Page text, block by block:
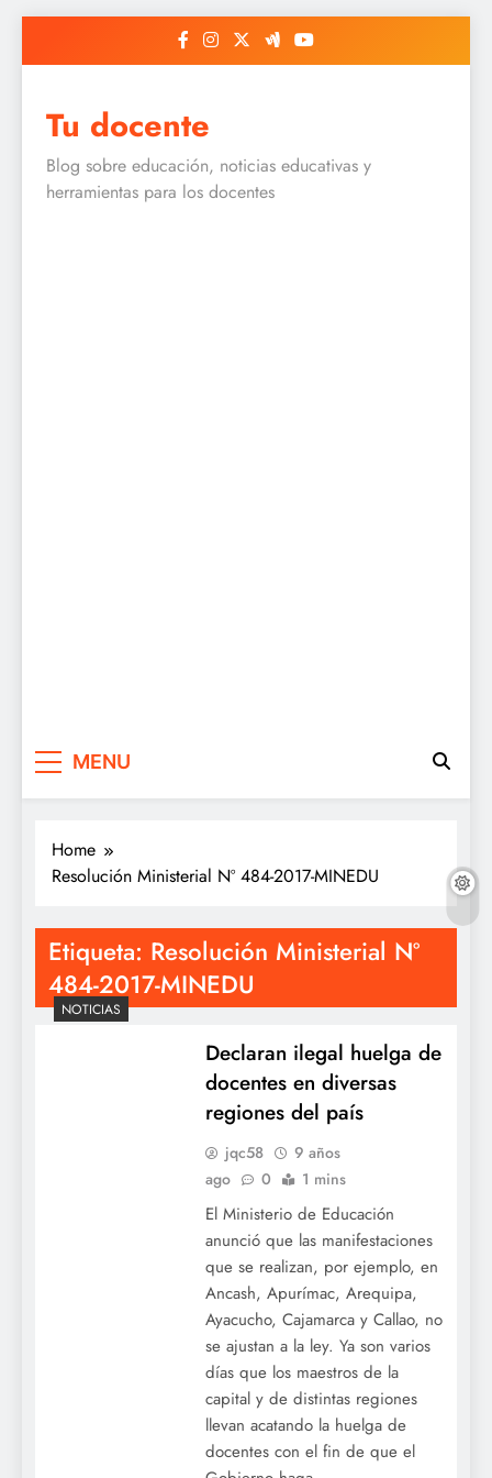
Tu docente
Blog sobre educación, noticias educativas y
herramientas para los docentes
MENU
Home
Resolución Ministerial Nº 484-2017-MINEDU
Etiqueta: Resolución Ministerial Nº
484-2017-MINEDU
NOTICIAS
Declaran ilegal huelga de
docentes en diversas
regiones del país
jqc58
9 años
ago
0 1 mins
El Ministerio de Educación
anunció que las manifestaciones
que se realizan, por ejemplo, en
Ancash, Apurímac, Arequipa,
Ayacucho, Cajamarca y Callao, no
se ajustan a la ley. Ya son varios
días que los maestros de la
capital y de distintas regiones
llevan acatando la huelga de
docentes con el fin de que el